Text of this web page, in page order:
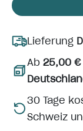
Lieferung
Ab 25,00 €
30 Tage
Schweiz